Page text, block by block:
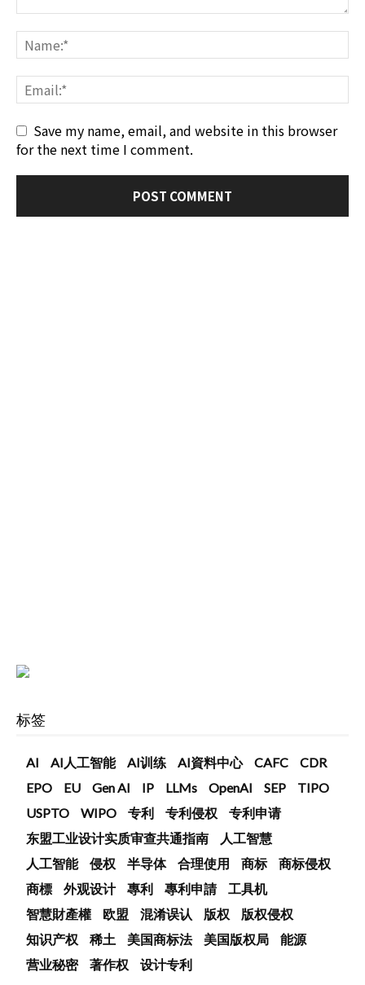
Save my name, email, and website in this browser
for the next time I comment.
标签
AI AI人工智能 AI训练 AI資料中心 CAFC
CDR
EPO
EU Gen AI IP LLMs OpenAI SEP
TIPO
USPTO
WIPO 专利 专利侵权
专利申请
东盟工业设计实质审查共通指南
人工智慧
人工智能
侵权 半导体 合理使用 商标
商标侵权
商標
外观设计 專利 專利申請
工具机
智慧財產權
欧盟 混淆误认 版权
版权侵权
知识产权
稀土 美国商标法 美国版权局
能源
营业秘密
著作权 设计专利